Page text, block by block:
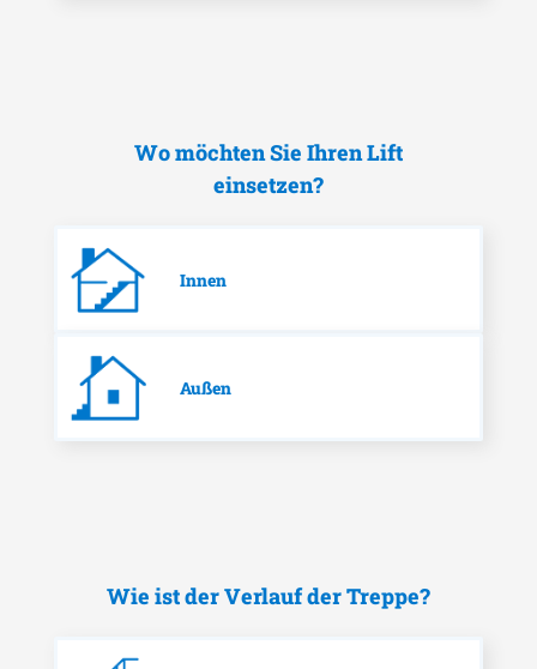
Wo möchten Sie Ihren Lift
einsetzen?
Innen
Außen
Wie ist der Verlauf der Treppe?